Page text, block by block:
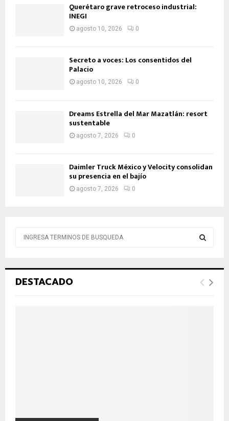
Querétaro grave retroceso industrial:
INEGI
agosto 10, 2026 0
Secreto a voces: Los consentidos del
Palacio
agosto 10, 2026 0
Dreams Estrella del Mar Mazatlán: resort
sustentable
agosto 7, 2026 0
Daimler Truck México y Velocity consolidan
su presencia en el bajío
agosto 7, 2026 0
e
Ú
DESTACADO